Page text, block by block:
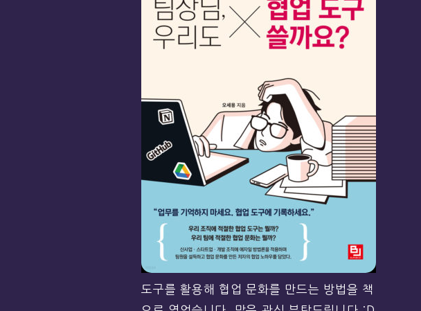
도구를 활용해 협업 문화를 만드는 방법을 책